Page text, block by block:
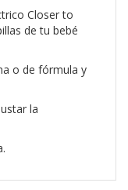
Closer to
de tu bebé
o de fórmula y
la